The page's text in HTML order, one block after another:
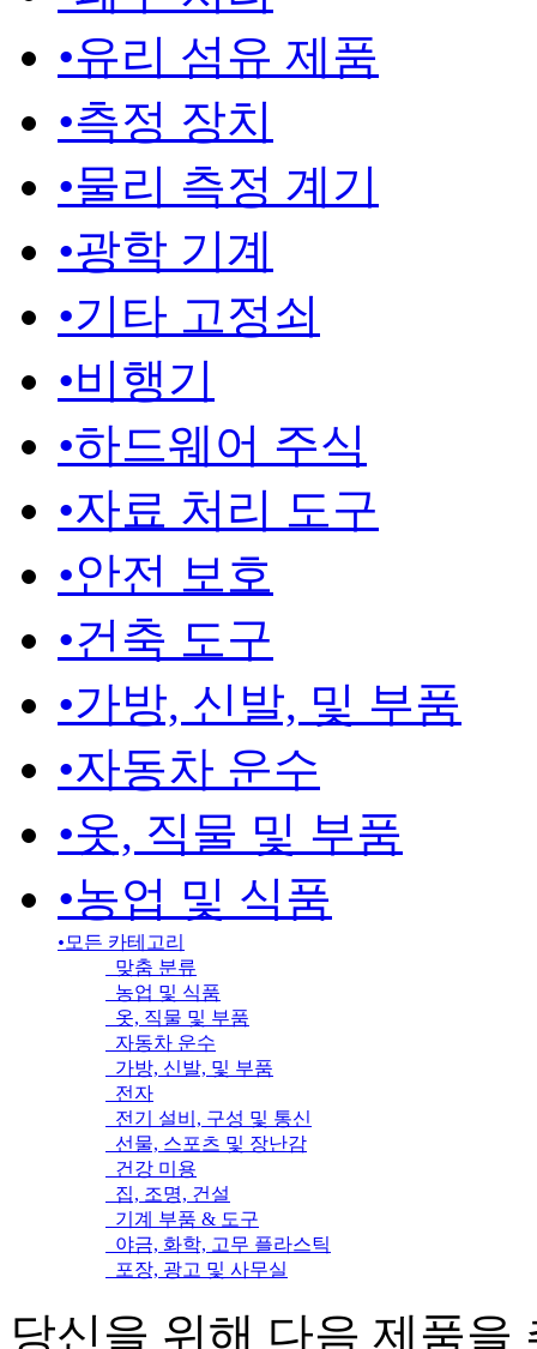
•유리 섬유 제품
•측정 장치
•물리 측정 계기
•광학 기계
•기타 고정쇠
•비행기
•하드웨어 주식
•자료 처리 도구
•안전 보호
•건축 도구
•가방, 신발, 및 부품
•자동차 운수
•옷, 직물 및 부품
•농업 및 식품
•모든 카테고리
맞춤 분류
농업 및 식품
옷, 직물 및 부품
자동차 운수
가방, 신발, 및 부품
전자
전기 설비, 구성 및 통신
선물, 스포츠 및 장난감
건강 미용
집, 조명, 건설
기계 부품 & 도구
야금, 화학, 고무 플라스틱
포장, 광고 및 사무실
당신을 위해 다음 제품을